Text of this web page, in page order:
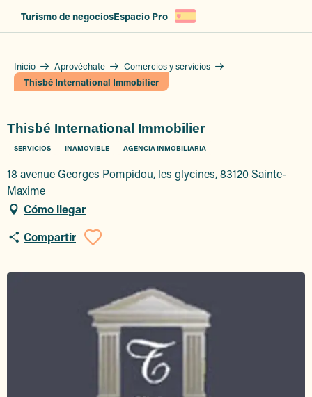
Turismo de negociosEspacio Pro
Inicio Aprovéchate
Comercios y servicios
Thisbé International Immobilier
Thisbé International Immobilier
SERVICIOS INAMOVIBLE AGENCIA INMOBILIARIA
18 avenue Georges Pompidou, les glycines, 83120 Sainte-
Maxime
Cómo llegar
Compartir
Ajouter aux